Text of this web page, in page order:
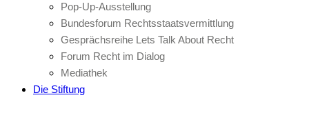
Pop-Up-Ausstellung
Bundesforum Rechtsstaatsvermittlung
Gesprächsreihe Lets Talk About Recht
Forum Recht im Dialog
Mediathek
Die Stiftung